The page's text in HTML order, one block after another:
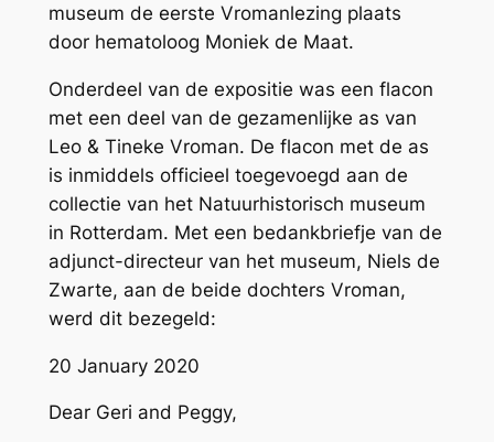
museum de eerste Vromanlezing plaats
door hematoloog Moniek de Maat.
Onderdeel van de expositie was een flacon
met een deel van de gezamenlijke as van
Leo & Tineke Vroman. De flacon met de as
is inmiddels officieel toegevoegd aan de
collectie van het Natuurhistorisch museum
in Rotterdam. Met een bedankbriefje van de
adjunct-directeur van het museum, Niels de
Zwarte, aan de beide dochters Vroman,
werd dit bezegeld:
20 January 2020
Dear Geri and Peggy,